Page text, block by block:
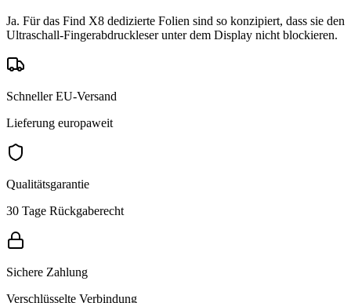
Ja. Für das Find X8 dedizierte Folien sind so konzipiert, dass sie den
Ultraschall-Fingerabdruckleser unter dem Display nicht blockieren.
Schneller EU-Versand
Lieferung europaweit
Qualitätsgarantie
30 Tage Rückgaberecht
Sichere Zahlung
Verschlüsselte Verbindung